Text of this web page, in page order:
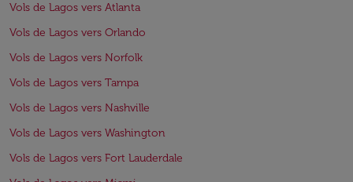
Vols de Lagos vers Atlanta
Vols de Lagos vers Orlando
Vols de Lagos vers Norfolk
Vols de Lagos vers Tampa
Vols de Lagos vers Nashville
Vols de Lagos vers Washington
Vols de Lagos vers Fort Lauderdale